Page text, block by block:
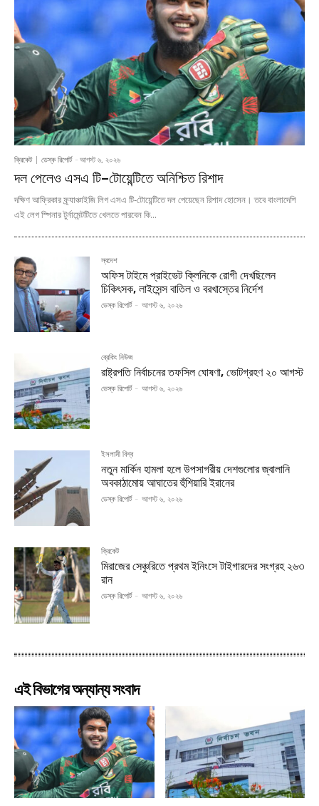
ক্রিকেট ডেস্ক রিপোর্ট - আগস্ট ৬, ২০২৬
দল পেলেও এসএ টি–টোয়েন্টিতে অনিশ্চিত রিশাদ
দক্ষিণ আফ্রিকার ফ্র্যাঞ্চাইজি লিগ এসএ টি-টোয়েন্টিতে দল পেয়েছেন রিশাদ হোসেন। তবে বাংলাদেশি
এই লেগ স্পিনার টুর্নামেন্টটিতে খেলতে পারবেন কি...
স্বদেশ
অফিস টাইমে প্রাইভেট ক্লিনিকে রোগী দেখছিলেন
চিকিৎসক, লাইসেন্স বাতিল ও বরখাস্তের নির্দেশ
ডেস্ক রিপোর্ট - আগস্ট ৬, ২০২৬
ব্রেকিং নিউজ
রাষ্ট্রপতি নির্বাচনের তফসিল ঘোষণা, ভোটগ্রহণ ২০ আগস্ট
ডেস্ক রিপোর্ট - আগস্ট ৬, ২০২৬
ইসলামী বিশ্ব
নতুন মার্কিন হামলা হলে উপসাগরীয় দেশগুলোর জ্বালানি
অবকাঠামোয় আঘাতের হুঁশিয়ারি ইরানের
ডেস্ক রিপোর্ট - আগস্ট ৬, ২০২৬
ক্রিকেট
মিরাজের সেঞ্চুরিতে প্রথম ইনিংসে টাইগারদের সংগ্রহ ২৬৩
রান
ডেস্ক রিপোর্ট - আগস্ট ৬, ২০২৬
এই বিভাগের অন্যান্য সংবাদ